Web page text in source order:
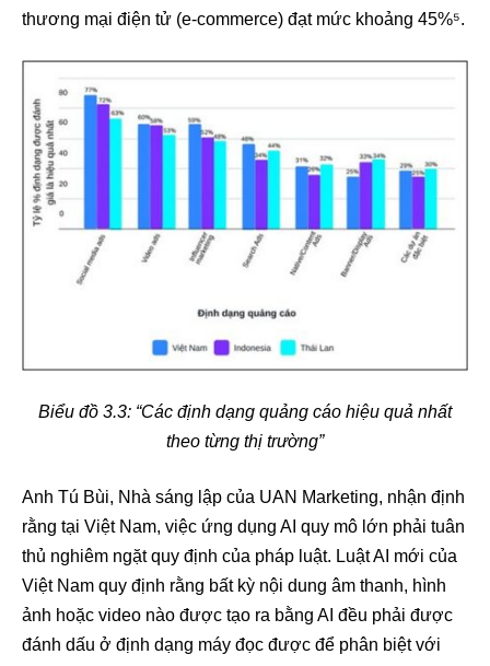
thương mại điện tử (e-commerce) đạt mức khoảng 45%⁵.
Biểu đồ 3.3: “Các định dạng quảng cáo hiệu quả nhất
theo từng thị trường”
Anh Tú Bùi, Nhà sáng lập của UAN Marketing, nhận định
rằng tại Việt Nam, việc ứng dụng AI quy mô lớn phải tuân
thủ nghiêm ngặt quy định của pháp luật. Luật AI mới của
Việt Nam quy định rằng bất kỳ nội dung âm thanh, hình
ảnh hoặc video nào được tạo ra bằng AI đều phải được
đánh dấu ở định dạng máy đọc được để phân biệt với